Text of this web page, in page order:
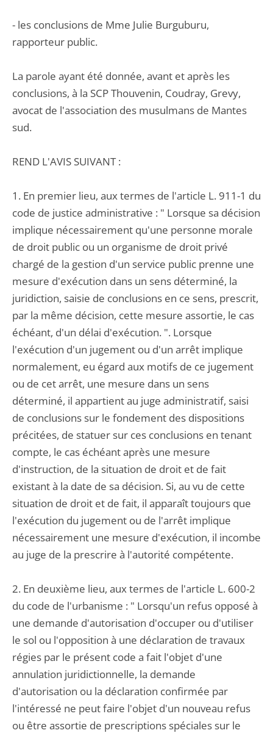
- les conclusions de Mme Julie Burguburu,
rapporteur public.
La parole ayant été donnée, avant et après les
conclusions, à la SCP Thouvenin, Coudray, Grevy,
avocat de l'association des musulmans de Mantes
sud.
REND L'AVIS SUIVANT :
1. En premier lieu, aux termes de l'article L. 911-1 du
code de justice administrative : " Lorsque sa décision
implique nécessairement qu'une personne morale
de droit public ou un organisme de droit privé
chargé de la gestion d'un service public prenne une
mesure d'exécution dans un sens déterminé, la
juridiction, saisie de conclusions en ce sens, prescrit,
par la même décision, cette mesure assortie, le cas
échéant, d'un délai d'exécution. ". Lorsque
l'exécution d'un jugement ou d'un arrêt implique
normalement, eu égard aux motifs de ce jugement
ou de cet arrêt, une mesure dans un sens
déterminé, il appartient au juge administratif, saisi
de conclusions sur le fondement des dispositions
précitées, de statuer sur ces conclusions en tenant
compte, le cas échéant après une mesure
d'instruction, de la situation de droit et de fait
existant à la date de sa décision. Si, au vu de cette
situation de droit et de fait, il apparaît toujours que
l'exécution du jugement ou de l'arrêt implique
nécessairement une mesure d'exécution, il incombe
au juge de la prescrire à l'autorité compétente.
2. En deuxième lieu, aux termes de l'article L. 600-2
du code de l'urbanisme : " Lorsqu'un refus opposé à
une demande d'autorisation d'occuper ou d'utiliser
le sol ou l'opposition à une déclaration de travaux
régies par le présent code a fait l'objet d'une
annulation juridictionnelle, la demande
d'autorisation ou la déclaration confirmée par
l'intéressé ne peut faire l'objet d'un nouveau refus
ou être assortie de prescriptions spéciales sur le